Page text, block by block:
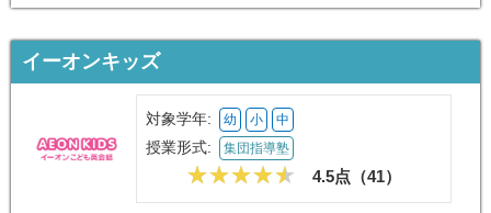
イーオンキッズ
対象学年: 幼 小 中
授業形式: 集団指導塾
4.5点（41）